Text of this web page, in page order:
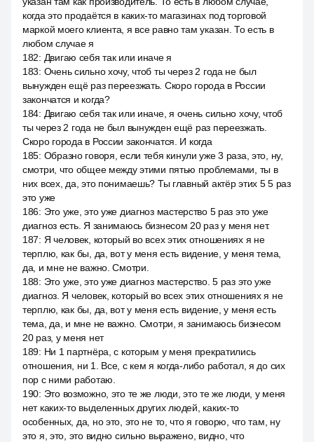
когда это продаётся в каких-то магазинах под торговой
маркой моего клиента, я все равно там указан. То есть в
любом случае я
182: Двигаю себя так или иначе я
183: Очень сильно хочу, чтоб ты через 2 года не был
вынужден ещё раз переезжать. Скоро города в России
закончатся и когда?
184: Двигаю себя так или иначе, я очень сильно хочу, чтоб
ты через 2 года не был вынужден ещё раз переезжать.
Скоро города в России закончатся. И когда
185: Образно говоря, если тебя кинули уже 3 раза, это, ну,
смотри, что общее между этими пятью проблемами, ты в
них всех, да, это понимаешь? Ты главный актёр этих 5 5 раз
это уже
186: Это уже, это уже диагноз мастерство 5 раз это уже
диагноз есть. Я занимаюсь бизнесом 20 раз у меня нет.
187: Я человек, который во всех этих отношениях я не
терплю, как бы, да, вот у меня есть видение, у меня тема,
да, и мне не важно. Смотри.
188: Это уже, это уже диагноз мастерство. 5 раз это уже
диагноз. Я человек, который во всех этих отношениях я не
терплю, как бы, да, вот у меня есть видение, у меня есть
тема, да, и мне не важно. Смотри, я занимаюсь бизнесом
20 раз, у меня нет
189: Ни 1 партнёра, с которым у меня прекратились
отношения, ни 1. Все, с кем я когда-либо работал, я до сих
пор с ними работаю.
190: Это возможно, это те же люди, это те же люди, у меня
нет каких-то выделенных других людей, каких-то
особенных, да, но это, это не то, что я говорю, что там, ну
это я, это, это видно сильно выражено, видно, что